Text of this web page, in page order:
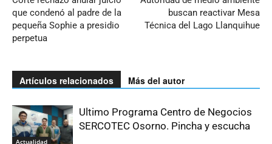
que condenó al padre de la
pequeña Sophie a presidio
perpetua
buscan reactivar Mesa
Técnica del Lago Llanquihue
Artículos relacionados Más del autor
Actualidad
Ultimo Programa Centro de Negocios
SERCOTEC Osorno. Pincha y escucha